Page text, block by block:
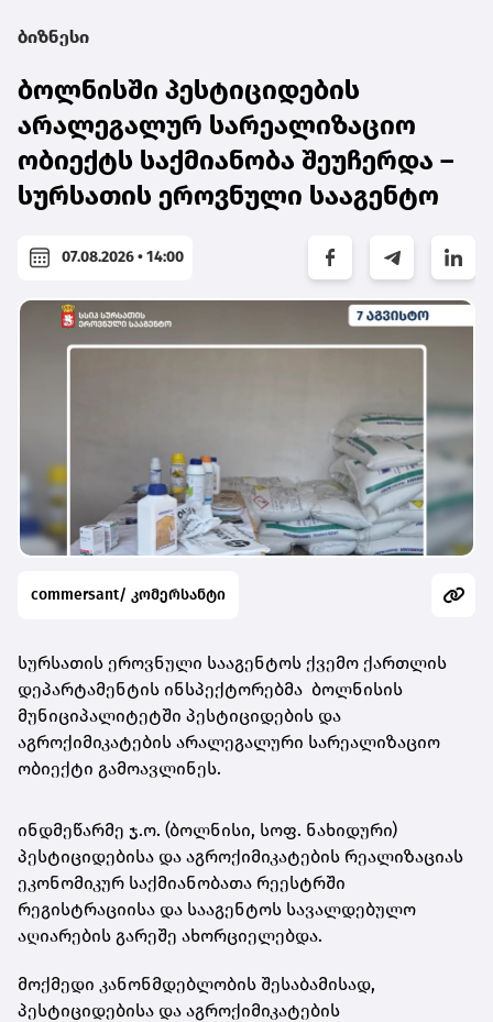
ბიზნესი
ბოლნისში პესტიციდების
არალეგალურ სარეალიზაციო
ობიექტს საქმიანობა შეუჩერდა –
სურსათის ეროვნული სააგენტო
07.08.2026 • 14:00
commersant/ კომერსანტი
სურსათის ეროვნული სააგენტოს ქვემო ქართლის
დეპარტამენტის ინსპექტორებმა ბოლნისის
მუნიციპალიტეტში პესტიციდების და
აგროქიმიკატების არალეგალური სარეალიზაციო
ობიექტი გამოავლინეს.
ინდმეწარმე ჯ.ო. (ბოლნისი, სოფ. ნახიდური)
პესტიციდებისა და აგროქიმიკატების რეალიზაციას
ეკონომიკურ საქმიანობათა რეესტრში
რეგისტრაციისა და სააგენტოს სავალდებულო
აღიარების გარეშე ახორციელებდა.
მოქმედი კანონმდებლობის შესაბამისად,
პესტიციდებისა და აგროქიმიკატების